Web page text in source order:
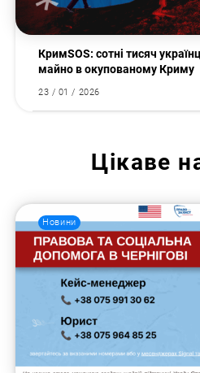
КримSOS: сотні тисяч
майно в окупованому Криму
23 / 01 / 2026
Цікаве
Новини